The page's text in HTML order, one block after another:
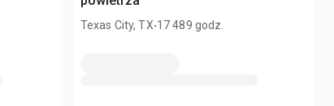
Texas City, TX.17 489 godz.